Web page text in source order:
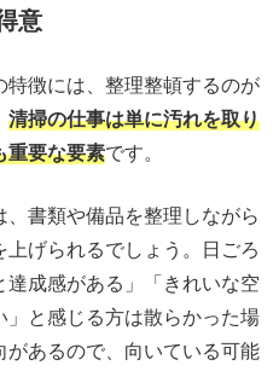
意
徴には、整理整頓するのが
清掃の仕事は単に汚れを取り
重要な要素です。
書類や備品を整理しながら
げられるでしょう。日ごろ
成感がある」「きれいな空
」と感じる方は散らかった場
あるので、向いている可能